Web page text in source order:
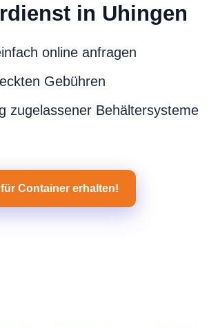
in Uhingen
online anfragen
Gebühren
zugelassener Behältersysteme
Container erhalten!